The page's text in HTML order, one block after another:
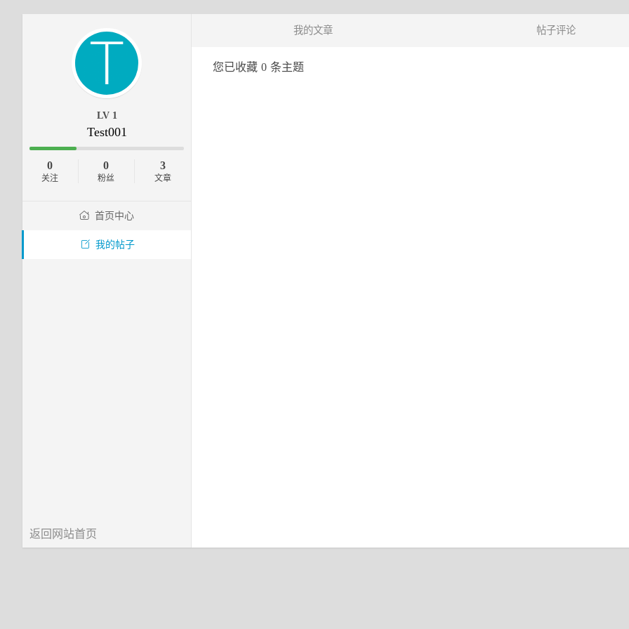
LV 1
Test001
0
关注
0
粉丝
3
文章
首页中心
我的帖子
返回网站首页
我的文章 帖子评论
您已收藏 0 条主题